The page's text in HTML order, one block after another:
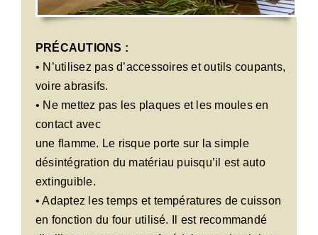
PRÉCAUTIONS :
• N’utilisez pas d’accessoires et outils coupants,
voire abrasifs.
• Ne mettez pas les plaques et les moules en
contact avec
une flamme. Le risque porte sur la simple
désintégration du matériau puisqu’il est auto
extinguible.
• Adaptez les temps et températures de cuisson
en fonction du four utilisé. Il est recommandé